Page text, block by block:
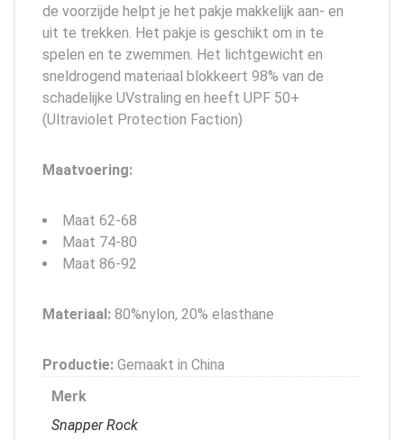
de voorzijde helpt je het pakje makkelijk aan- en
uit te trekken. Het pakje is geschikt om in te
spelen en te zwemmen. Het lichtgewicht en
sneldrogend materiaal blokkeert 98% van de
schadelijke UVstraling en heeft UPF 50+
(Ultraviolet Protection Faction)
Maatvoering:
Maat 62-68
Maat 74-80
Maat 86-92
Materiaal: 80%nylon, 20% elasthane
Productie: Gemaakt in China
Merk
Snapper Rock